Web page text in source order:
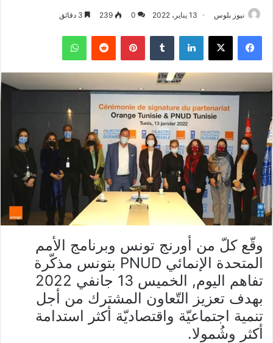
نيوز بلوس 13 يناير، 2022 0
239
فيسبوك X لينكدإن بينتيريست واتساب
وقّع كلّ من أورنج تونس وبرنامج الأمم
المتحدة الإنمائي PNUD بتونس مذكّرة
تفاهم اليوم, الخميس 13 جانفي 2022
بهدف تعزيز التّعاون المشترك من أجل
تنمية اجتماعيّة واقتصاديّة أكثر استدامة
أكثر وشُمولا.